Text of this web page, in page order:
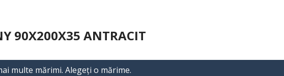
90X200X35 ANTRACIT
multe mărimi. Alegeţi o mărime.